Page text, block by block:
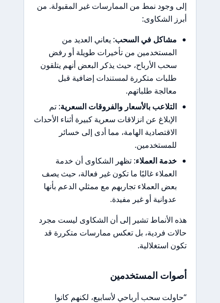
إلى وجود نمط من الممارسات غير المقبولة. من
أبرز الشكاوى:
مشاكل في السحب: يعاني العديد من
المستخدمين من تأخيرات طويلة أو رفض
سحب الأرباح، حيث يذكر البعض أنهم يتلقون
طلبات متكررة لمستندات إضافية قبل
معالجة طلباتهم.
التلاعب بالأسعار والفروقات السعرية: تم
الإبلاغ عن انزلاقات سعرية كبيرة أثناء الأحداث
الاقتصادية الهامة، مما أدى إلى خسائر
للمستخدمين.
خدمة العملاء: تظهر الشكاوى أن خدمة
العملاء غالبًا ما تكون غير فعالة، حيث يصف
بعض العملاء تجاربهم مع ممثلي الدعم بأنها
عدوانية أو غير مفيدة.
هذه الأنماط تشير إلى أن الشكاوى ليست مجرد
حالات فردية، بل تعكس ممارسات متكررة قد
تكون استغلالية.
أصوات المستخدمين
“حاولت سحب أرباحي لأسابيع، لكنهم كانوا